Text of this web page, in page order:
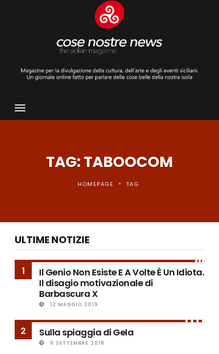
Toggle
Navigation
TAG: TABOOCOM
HOMEPAGE » TAG
ULTIME NOTIZIE
1
Il Genio Non Esiste E A Volte È Un Idiota.
Il disagio motivazionale di
Barbascura X
12 MAGGIO 2019
2 Sulla spiaggia di Gela
9 SETTEMBRE 2018